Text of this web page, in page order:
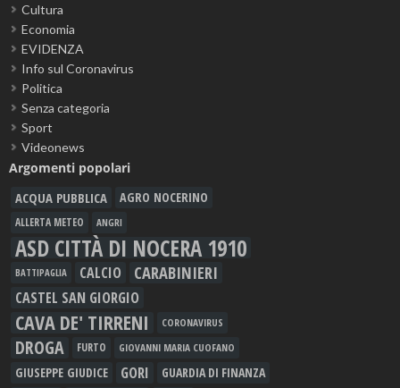
Cultura
Economia
EVIDENZA
Info sul Coronavirus
Politica
Senza categoria
Sport
Videonews
Argomenti popolari
ACQUA PUBBLICA AGRO NOCERINO
ALLERTA METEO ANGRI
ASD CITTÀ DI NOCERA 1910
BATTIPAGLIA CALCIO CARABINIERI
CASTEL SAN GIORGIO
CAVA DE' TIRRENI CORONAVIRUS
DROGA FURTO GIOVANNI MARIA CUOFANO
GIUSEPPE GIUDICE GORI GUARDIA DI FINANZA